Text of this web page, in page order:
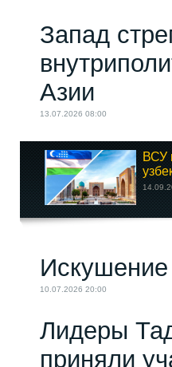
Запад
Азии
13.07.2026 08:00
ВСУ
Искушение
10.07.2026 20:00
Лидеры
приняли